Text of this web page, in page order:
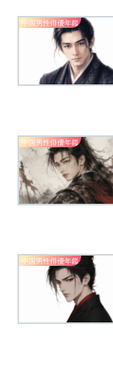
中国男性俳優年鑑
中国男性俳優年鑑
中国男性俳優年鑑